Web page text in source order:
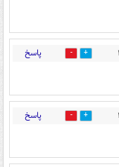
5 پاسخ
2 پاسخ